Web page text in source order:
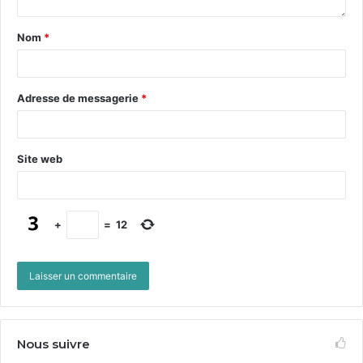
place
Cette con­férence a d’ailleurs ren­con­tré un vif suc­cès,
de con­firmer que les attentes des cyclistes Mont­pel­
dis­cours même de Frédéric Héran a don­né quelques
déclencheur pour un véri­ta­ble retour de la bicy­clette.
Avec les pro­pos du maire, Mont­pel­li­er tenait cet élé­
repren­dre sa place dans la ville et dans l’actualité.
Rapi­de­ment au sein de Véloc­ité, une recrue récente
sug­gère qu’il faut réa­gir. Tout le monde est bien sûr
Nom *
Adresse de messagerie *
Site web
+ = 12
Nous suivre